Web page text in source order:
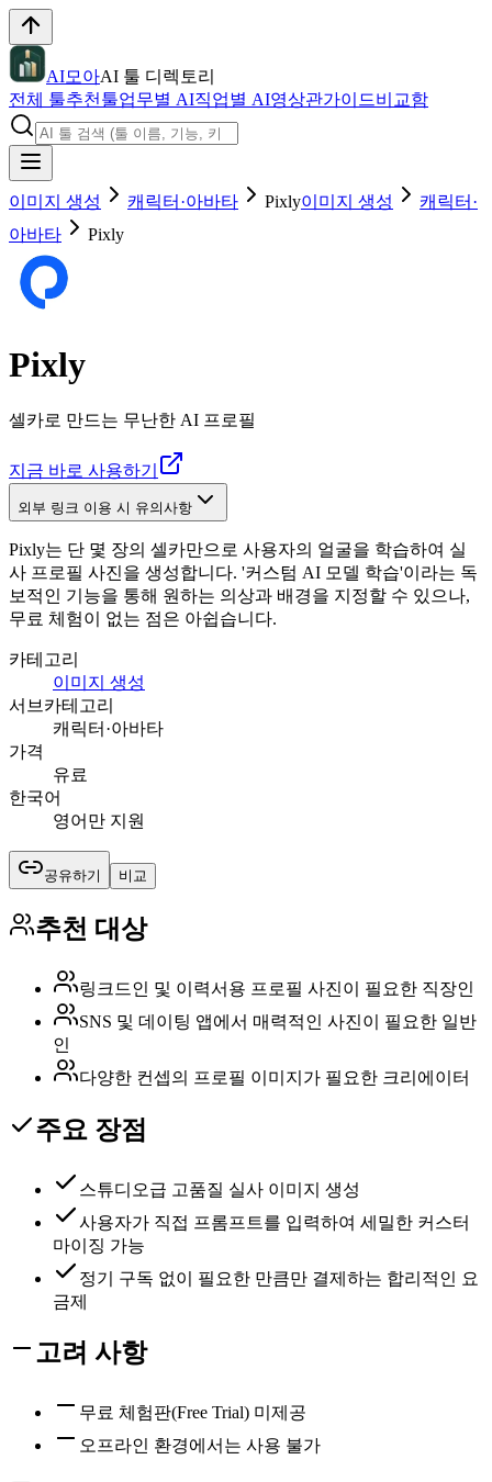
AI모아AI 툴 디렉토리
전체 툴추천툴업무별 AI직업별 AI영상관가이드비교함
이미지 생성 캐릭터·아바타 Pixly이미지 생성
캐릭터·
아바타
Pixly
Pixly
셀카로 만드는 무난한 AI 프로필
지금 바로 사용하기
외부 링크 이용 시 유의사항
Pixly는 단 몇 장의 셀카만으로 사용자의 얼굴을 학습하여 실
사 프로필 사진을 생성합니다. '커스텀 AI 모델 학습'이라는 독
보적인 기능을 통해 원하는 의상과 배경을 지정할 수 있으나,
무료 체험이 없는 점은 아쉽습니다.
카테고리
이미지 생성
서브카테고리
캐릭터·아바타
가격
유료
한국어
영어만 지원
공유하기 비교
추천 대상
링크드인 및 이력서용 프로필 사진이 필요한 직장인
SNS 및 데이팅 앱에서 매력적인 사진이 필요한 일반
인
다양한 컨셉의 프로필 이미지가 필요한 크리에이터
주요 장점
스튜디오급 고품질 실사 이미지 생성
사용자가 직접 프롬프트를 입력하여 세밀한 커스터
마이징 가능
정기 구독 없이 필요한 만큼만 결제하는 합리적인 요
금제
고려 사항
무료 체험판(Free Trial) 미제공
오프라인 환경에서는 사용 불가